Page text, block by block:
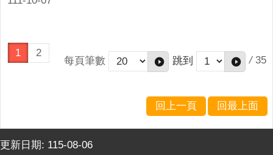
1 2
每頁筆數 跳到 / 35
回上一頁 回最上面
更新日期: 115-08-06